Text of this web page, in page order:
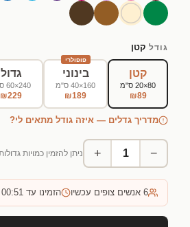
גודל קטן
קטן
80×20 ס"מ
₪89
פופולרי
בינוני
160×40 ס"מ
₪189
גדול
240×60 ס"מ
₪229
מדריך גדלים — איזה גודל מתאים לי?
−
+ ניתן להזמין כמויות
6 אנשים צופים עכשיו הזמינו עד 00:51 — משלוח